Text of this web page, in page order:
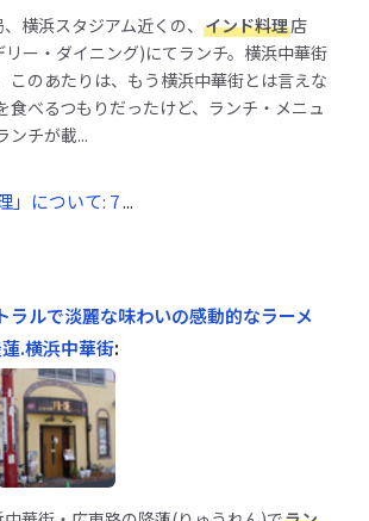
横浜スタジアム近くの、 インド料理店
ー・ダイニング)にてランチ。横浜中華街
このあたりは、もう横浜中華街とは言えな
食べるつもりだったけど、ランチ・メニュ
ンチが載...
」について: 7...
ラルで淡麗な味わいの感動的なラーメ
.横浜中華街: